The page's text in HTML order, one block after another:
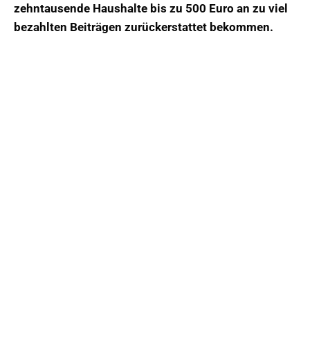
zehntausende Haushalte bis zu 500 Euro an zu viel
bezahlten Beiträgen zurückerstattet bekommen.